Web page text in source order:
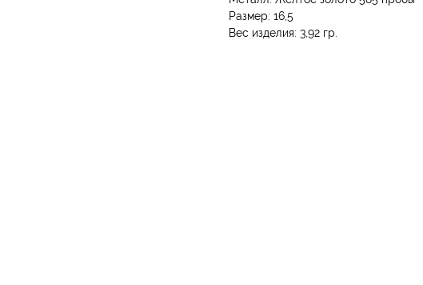
Размер: 16,5
Вес изделия: 3,92 гр.